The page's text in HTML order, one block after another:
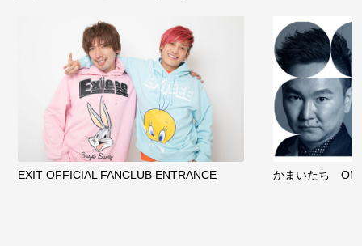
EXIT OFFICIAL FANCLUB ENTRANCE かまいたち